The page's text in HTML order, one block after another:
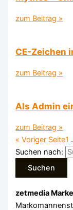
zum Beitrag »
CE-Zeichen
zum Beitrag »
Als Admin
zum Beitrag »
« Voriger Seite1
Suchen nach:
zetmedia